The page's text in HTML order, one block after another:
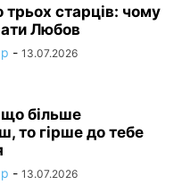
трьох старців: чому
Любов
- 13.07.2026
що більше
то гірше до тебе
- 13.07.2026